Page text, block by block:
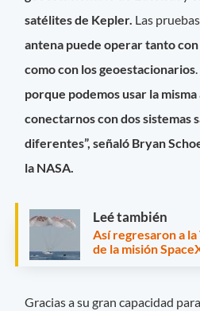
satélites de Kepler. Las
antena puede operar tanto
como con los geoestacionarios.
porque podemos usar la
conectarnos con dos sistemas
diferentes”, señaló Bryan
la NASA.
Leé también
Así regresaron a
de la misión
Gracias a su gran capacidad